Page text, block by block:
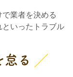
業者を決める
といったトラブル
怠る